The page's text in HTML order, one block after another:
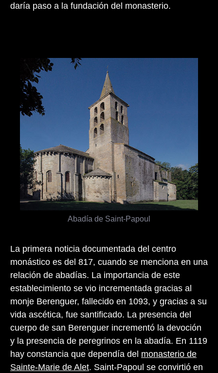
daría paso a la fundación del monasterio.
Abadía de Saint-Papoul
La primera noticia documentada del centro
monástico es del 817, cuando se menciona en una
relación de abadías. La importancia de este
establecimiento se vio incrementada gracias al
monje Berenguer, fallecido en 1093, y gracias a su
vida ascética, fue santificado. La presencia del
cuerpo de san Berenguer incrementó la devoción
y la presencia de peregrinos en la abadía. En 1119
hay constancia que dependía del monasterio de
Sainte-Marie de Alet. Saint-Papoul se convirtió en